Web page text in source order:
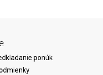
ponúk